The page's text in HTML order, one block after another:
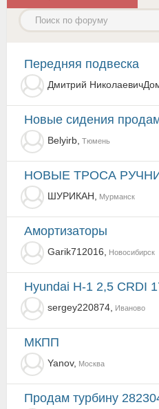
передняя подвеска
Дмитрий
Новые сидения
Belyirb, Тюмень
НОВЫЕ ТРОСА
ШУРИКАН, Мурманск
Амортизаторы
Garik712016, Новосибирск
Hyundai H-1 2,5 CRDI
sergey220874, Иваново
МКПП
Yanov, Москва
Продам турбину